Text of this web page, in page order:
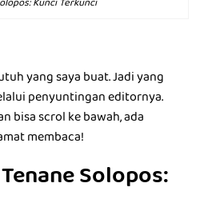
Kunci Terkunci
yang saya buat. Jadi yang
penyuntingan editornya.
bisa scrol ke bawah, ada
membaca!
Solopos: